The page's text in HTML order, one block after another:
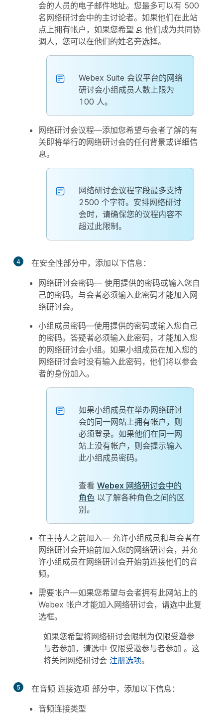
会的人员的电子邮件地址。您最多可以有 500
名网络研讨会中的主讨论者。如果他们在此站
点上拥有帐户，如果您希望
他们成为共同协
调人，您可以在他们的姓名旁选择。
Webex Suite 会议平台的网络
研讨会小组成员人数上限为
100 人。
网络研讨会议程—添加您希望与会者了解的有
关即将举行的网络研讨会的任何背景或详细信
息。
网络研讨会议程字段最多支持
2500 个字符。安排网络研讨
会时，请确保您的议程内容不
超过此限制。
4 在安全性部分中，添加以下信息：
网络研讨会密码— 使用提供的密码或输入您自
己的密码。与会者必须输入此密码才能加入网
络研讨会。
小组成员密码—使用提供的密码或输入您自己
的密码。答疑者必须输入此密码，才能加入您
的网络研讨会小组。如果小组成员在加入您的
网络研讨会时没有输入此密码，他们将以参会
者的身份加入。
如果小组成员在举办网络研讨
会的同一网站上拥有帐户，则
必须登录。如果他们在同一网
站上没有帐户，则会提示输入
此小组成员密码。
查看 Webex 网络研讨会中的
角色 以了解各种角色之间的区
别。
在主持人之前加入— 允许小组成员和与会者在
网络研讨会开始前加入您的网络研讨会，并允
许小组成员在网络研讨会开始前连接他们的音
频。
需要帐户—如果您希望与会者拥有此网站上的
Webex 帐户才能加入网络研讨会，请选中此复
选框。
如果您希望将网络研讨会限制为仅限受邀参
与者参加，请选中 仅限受邀参与者参加 。这
将关闭网络研讨会 注册选项。
5 在音频 连接选项 部分中，添加以下信息：
音频连接类型